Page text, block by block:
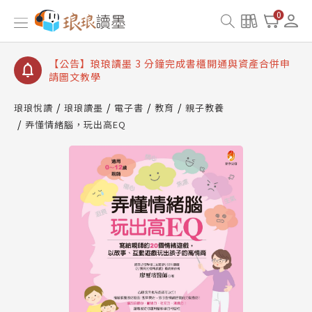
0
【公告】琅琅讀墨數位閱讀資產合併與書櫃開通申請
【公告】琅琅讀墨書櫃開通常見問題
【公告】琅琅讀墨 3 分鐘完成書櫃開通與資產合併申
請圖文教學
查詢
【公告】琅琅讀墨數位閱讀資產合併與書櫃開通申請
琅琅悅讀 琅琅讀墨 電子書 教育
親子教養
弄懂情緒腦，玩出高EQ